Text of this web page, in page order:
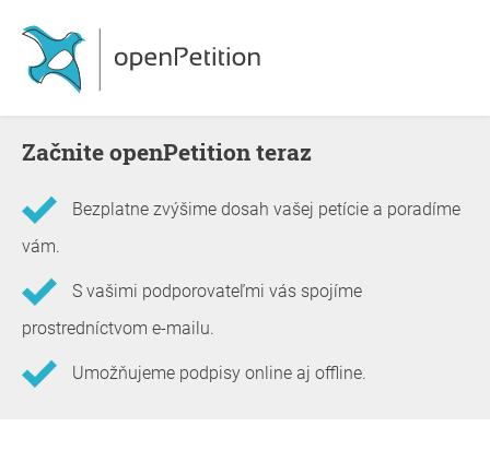
Začnite openPetition teraz
Bezplatne zvýšime dosah vašej petície a poradíme
vám.
S vašimi podporovateľmi vás spojíme
prostredníctvom e-mailu.
Umožňujeme podpisy online aj offline.